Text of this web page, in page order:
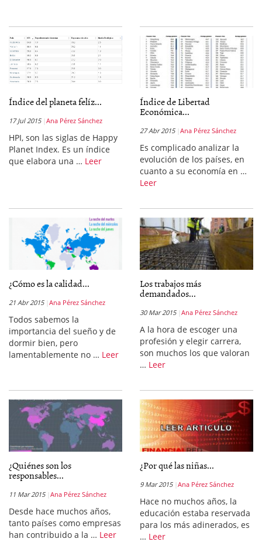
Índice del planeta felíz...
17 Jul 2015 Ana Pérez Sánchez
HPI, son las siglas de Happy
Planet Index. Es un índice
que elabora una … Leer
Índice de Libertad
Económica...
27 Abr 2015 Ana Pérez Sánchez
Es complicado analizar la
evolución de los países, en
cuanto a su economía en …
Leer
¿Cómo es la calidad...
21 Abr 2015 Ana Pérez Sánchez
Todos sabemos la
importancia del sueño y de
dormir bien, pero
lamentablemente no … Leer
Los trabajos más
demandados...
30 Mar 2015 Ana Pérez Sánchez
A la hora de escoger una
profesión y elegir carrera,
son muchos los que valoran
… Leer
¿Quiénes son los
responsables...
11 Mar 2015 Ana Pérez Sánchez
Desde hace muchos años,
tanto países como empresas
han contribuido a la … Leer
¿Por qué las niñas...
9 Mar 2015 Ana Pérez Sánchez
Hace no muchos años, la
educación estaba reservada
para los más adinerados, es
… Leer